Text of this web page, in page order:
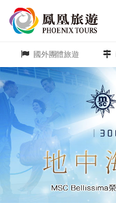
國外團體旅遊
旅
道
close
歐
洲